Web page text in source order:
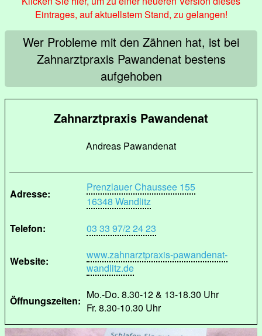
Eintrages, auf aktuellstem Stand, zu gelangen!
Wer Probleme mit den Zähnen hat, ist bei
Zahnarztpraxis Pawandenat bestens
aufgehoben
Zahnarztpraxis Pawandenat
Andreas Pawandenat
Adresse:
Prenzlauer Chaussee 155
16348 Wandlitz
Telefon:
03 33 97/2 24 23
Website:
www.zahnarztpraxis-pawandenat-
wandlitz.de
Öffnungszeiten: Mo.-Do. 8.30-12 & 13-18.30 Uhr
Fr. 8.30-10.30 Uhr